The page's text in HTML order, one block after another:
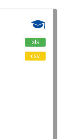
xls
csv